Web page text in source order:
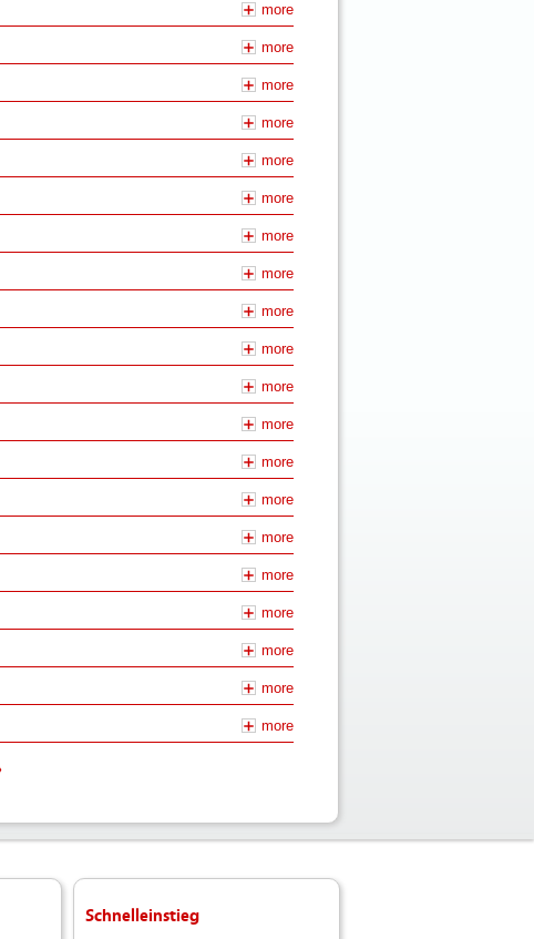
more
more
more
more
more
more
more
more
more
more
more
more
more
more
more
more
more
more
more
more
nächste
Schnelleinstieg